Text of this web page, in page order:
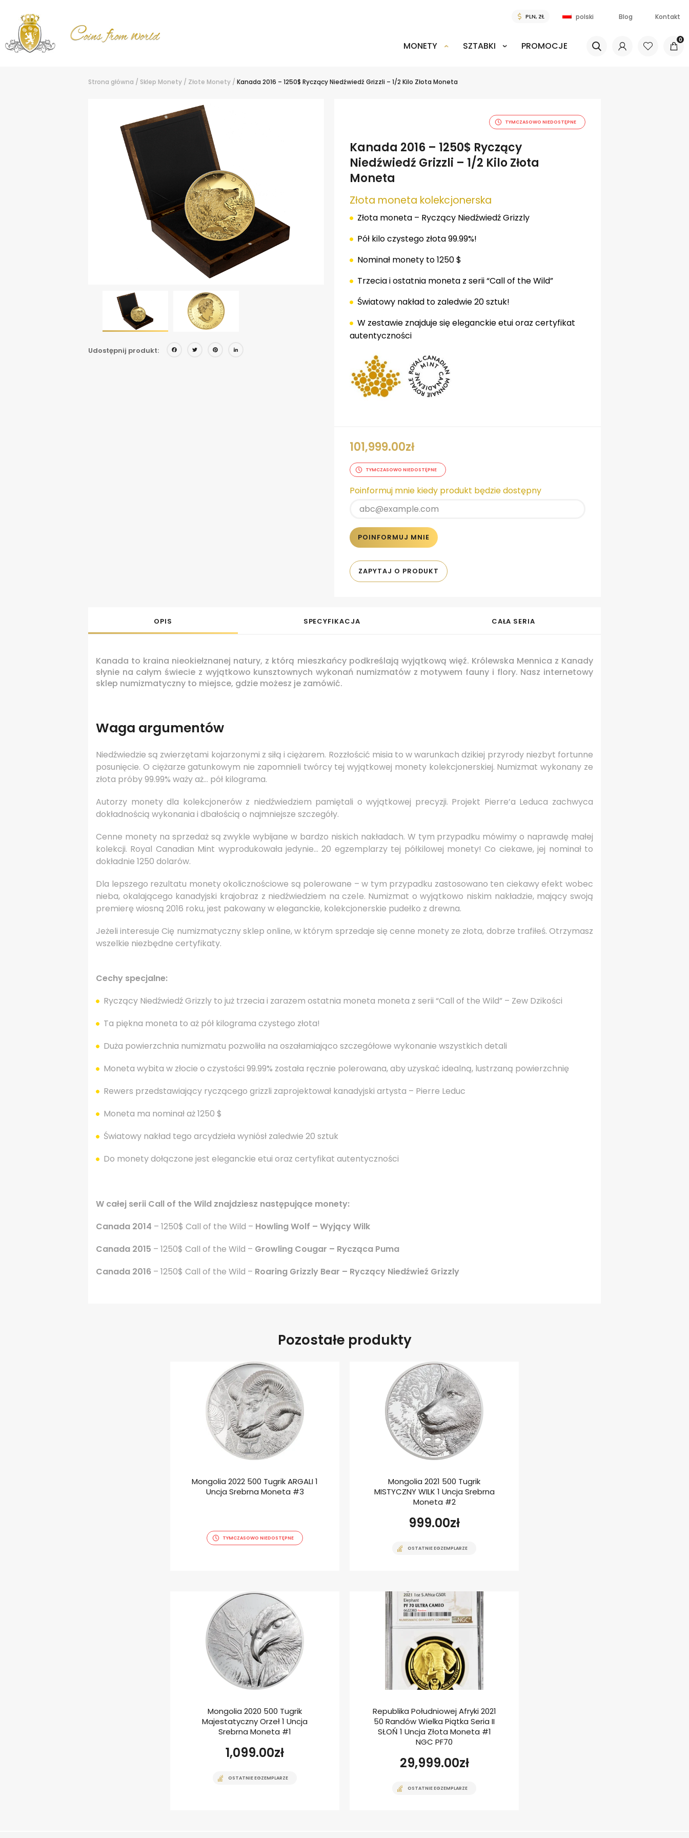
polski Blog Kontakt
MONETY SZTABKI PROMOCJE
0
Strona główna / Sklep Monety / Złote Monety / Kanada 2016 – 1250$ Ryczący Niedźwiedź Grizzli – 1/2 Kilo Złota Moneta
Udostępnij produkt: Facebook
TwitterPinterest
TYMCZASOWO NIEDOSTĘPNE
Kanada 2016 – 1250$ Ryczący
Niedźwiedź Grizzli – 1/2 Kilo Złota
Moneta
Złota moneta kolekcjonerska
Złota moneta – Ryczący Niedźwiedź Grizzly
Pół kilo czystego złota 99.99%!
Nominał monety to 1250 $
Trzecia i ostatnia moneta z serii “Call of the Wild”
Światowy nakład to zaledwie 20 sztuk!
W zestawie znajduje się eleganckie etui oraz certyfikat
autentyczności
101,999.00zł
TYMCZASOWO NIEDOSTĘPNE
Poinformuj mnie kiedy produkt będzie dostępny
POINFORMUJ MNIE
ZAPYTAJ O PRODUKT
OPIS SPECYFIKACJA CAŁA SERIA
Kanada to kraina nieokiełznanej natury, z którą mieszkańcy podkreślają wyjątkową więź. Królewska Mennica z Kanady
słynie na całym świecie z wyjątkowo kunsztownych wykonań numizmatów z motywem fauny i flory. Nasz internetowy
sklep numizmatyczny to miejsce, gdzie możesz je zamówić.
Waga argumentów
Niedźwiedzie są zwierzętami kojarzonymi z siłą i ciężarem. Rozzłościć misia to w warunkach dzikiej przyrody niezbyt fortunne
posunięcie. O ciężarze gatunkowym nie zapomnieli twórcy tej wyjątkowej monety kolekcjonerskiej. Numizmat wykonany ze
złota próby 99.99% waży aż… pół kilograma.
Autorzy monety dla kolekcjonerów z niedźwiedziem pamiętali o wyjątkowej precyzji. Projekt Pierre’a Leduca zachwyca
dokładnością wykonania i dbałością o najmniejsze szczegóły.
Cenne monety na sprzedaż są zwykle wybijane w bardzo niskich nakładach. W tym przypadku mówimy o naprawdę małej
kolekcji. Royal Canadian Mint wyprodukowała jedynie… 20 egzemplarzy tej półkilowej monety! Co ciekawe, jej nominał to
dokładnie 1250 dolarów.
Dla lepszego rezultatu monety okolicznościowe są polerowane – w tym przypadku zastosowano ten ciekawy efekt wobec
nieba, okalającego kanadyjski krajobraz z niedźwiedziem na czele. Numizmat o wyjątkowo niskim nakładzie, mający swoją
premierę wiosną 2016 roku, jest pakowany w eleganckie, kolekcjonerskie pudełko z drewna.
Jeżeli interesuje Cię numizmatyczny sklep online, w którym sprzedaje się cenne monety ze złota, dobrze trafiłeś. Otrzymasz
wszelkie niezbędne certyfikaty.
Cechy specjalne:
Ryczący Niedźwiedź Grizzly to już trzecia i zarazem ostatnia moneta moneta z serii “Call of the Wild” – Zew Dzikości
Ta piękna moneta to aż pół kilograma czystego złota!
Duża powierzchnia numizmatu pozwoliła na oszałamiająco szczegółowe wykonanie wszystkich detali
Moneta wybita w złocie o czystości 99.99% została ręcznie polerowana, aby uzyskać idealną, lustrzaną powierzchnię
Rewers przedstawiający ryczącego grizzli zaprojektował kanadyjski artysta – Pierre Leduc
Moneta ma nominał aż 1250 $
Światowy nakład tego arcydzieła wyniósł zaledwie 20 sztuk
Do monety dołączone jest eleganckie etui oraz certyfikat autentyczności
W całej serii Call of the Wild znajdziesz następujące monety:
Canada 2014 – 1250$ Call of the Wild – Howling Wolf – Wyjący Wilk
Canada 2015 – 1250$ Call of the Wild – Growling Cougar – Rycząca Puma
Canada 2016 – 1250$ Call of the Wild – Roaring Grizzly Bear – Ryczący Niedźwieź Grizzly
Pozostałe produkty
Mongolia 2022 500 Tugrik ARGALI 1
Uncja Srebrna Moneta #3
TYMCZASOWO NIEDOSTĘPNE
Mongolia 2021 500 Tugrik
MISTYCZNY WILK 1 Uncja Srebrna
Moneta #2
999.00zł
OSTATNIE EGZEMPLARZE
Mongolia 2020 500 Tugrik
Majestatyczny Orzeł 1 Uncja
Srebrna Moneta #1
1,099.00zł
OSTATNIE EGZEMPLARZE
Republika Południowej Afryki 2021
50 Randów Wielka Piątka Seria II
SŁOŃ 1 Uncja Złota Moneta #1
NGC PF70
29,999.00zł
OSTATNIE EGZEMPLARZE